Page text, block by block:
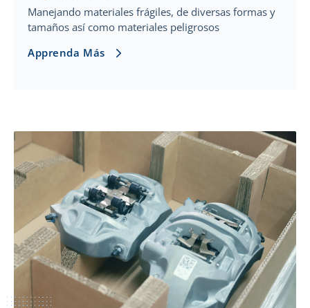
Manejando materiales frágiles, de diversas formas y
tamaños así como materiales peligrosos
Apprenda Más